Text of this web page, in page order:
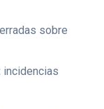
sobre
incidencias